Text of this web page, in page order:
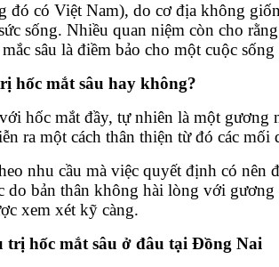
có Việt Nam), do cơ địa không
sống. Nhiều quan niệm còn cho
sâu là điềm bảo cho một cuộc
hốc mắt sâu hay không?
hốc mắt đầy, tự nhiên là một gương
ra một cách thân thiện từ đó các
nhu cầu mà việc quyết định có nên
do bản thân không hài lòng với
xem xét kỹ càng.
trị hốc mắt sâu ở đâu tại Đồng Nai